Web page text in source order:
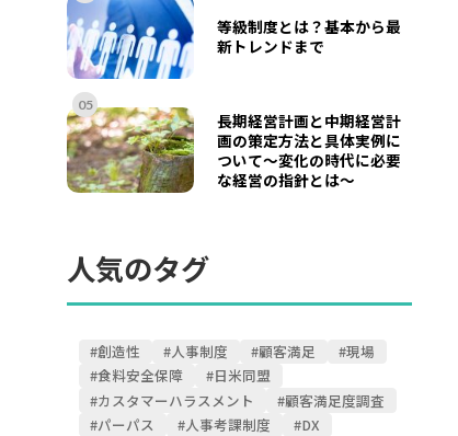
等級制度とは？基本から最
新トレンドまで
05
長期経営計画と中期経営計
画の策定方法と具体実例に
ついて〜変化の時代に必要
な経営の指針とは〜
人気のタグ
#創造性 #人事制度 #顧客満足
#現場
#食料安全保障
#日米同盟
#カスタマーハラスメント
#顧客満足度調査
#パーパス
#人事考課制度
#DX